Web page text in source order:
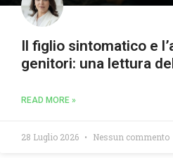
Il figlio sintomatico e
genitori: una lettura
READ MORE »
28 Luglio 2026 Nessun commento